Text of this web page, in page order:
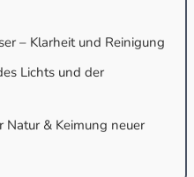
– Klarheit und Reinigung
Lichts und der
Natur & Keimung neuer